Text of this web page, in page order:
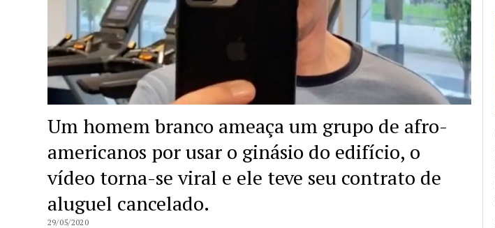
Um homem branco ameaça um grupo de afro-
americanos por usar o ginásio do edifício, o
vídeo torna-se viral e ele teve seu contrato de
aluguel cancelado.
29/05/2020